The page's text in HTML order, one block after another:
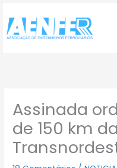
para
conteúdo
Assinada
de 150 km da